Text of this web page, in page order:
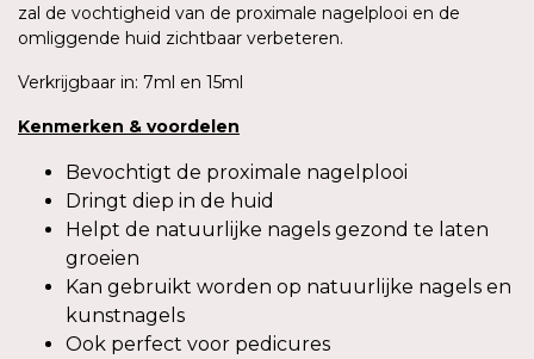
zal de vochtigheid van de proximale nagelplooi en de
omliggende huid zichtbaar verbeteren.
Verkrijgbaar in: 7ml en 15ml
Kenmerken & voordelen
Bevochtigt de proximale nagelplooi
Dringt diep in de huid
Helpt de natuurlijke nagels gezond te laten
groeien
Kan gebruikt worden op natuurlijke nagels en
kunstnagels
Ook perfect voor pedicures